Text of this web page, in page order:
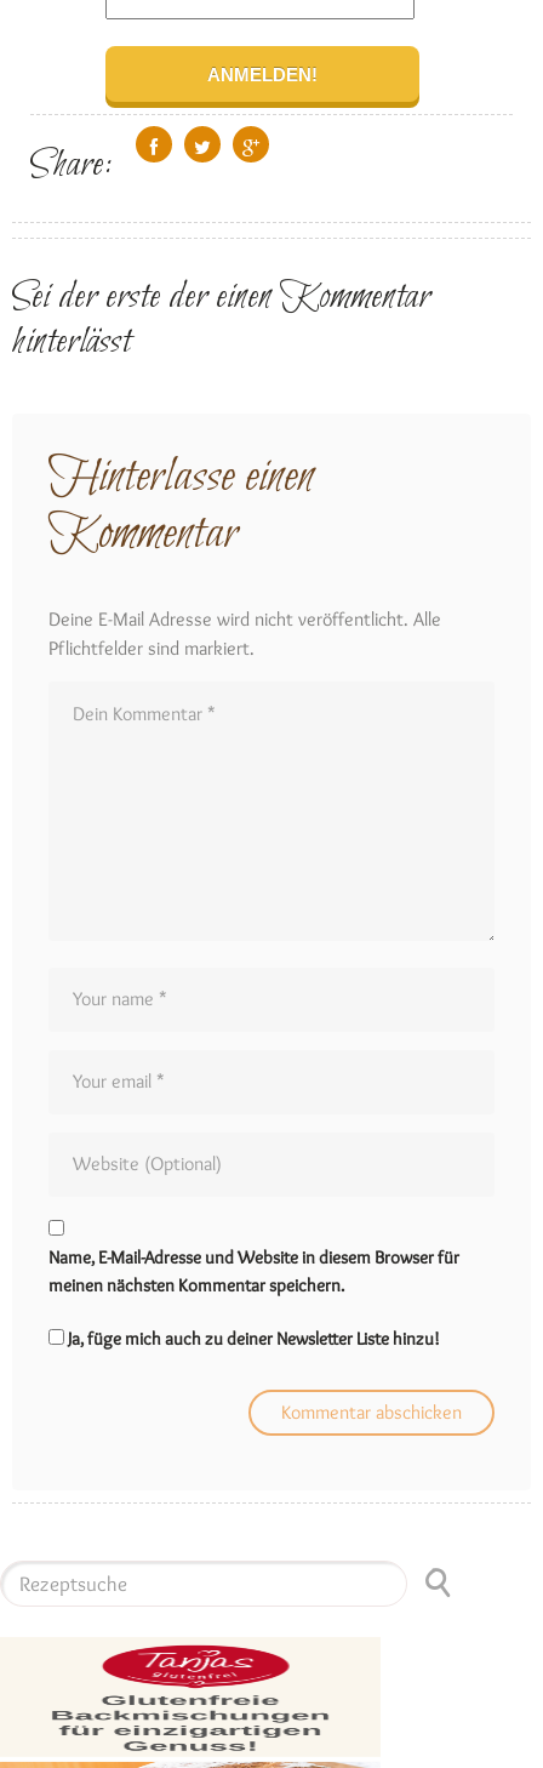
Share:
Sei der erste der einen Kommentar
hinterlässt
Hinterlasse einen
Kommentar
Deine E-Mail Adresse wird nicht veröffentlicht. Alle
Pflichtfelder sind markiert.
Name, E-Mail-Adresse und Website in diesem Browser für
meinen nächsten Kommentar speichern.
Ja, füge mich auch zu deiner Newsletter Liste hinzu!